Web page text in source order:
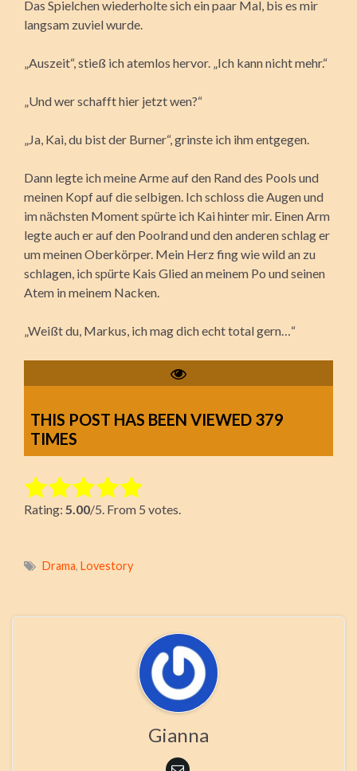
Das Spielchen wiederholte sich ein paar Mal, bis es mir
langsam zuviel wurde.
„Auszeit“, stieß ich atemlos hervor. „Ich kann nicht mehr.“
„Und wer schafft hier jetzt wen?“
„Ja, Kai, du bist der Burner“, grinste ich ihm entgegen.
Dann legte ich meine Arme auf den Rand des Pools und
meinen Kopf auf die selbigen. Ich schloss die Augen und
im nächsten Moment spürte ich Kai hinter mir. Einen Arm
legte auch er auf den Poolrand und den anderen schlag er
um meinen Oberkörper. Mein Herz fing wie wild an zu
schlagen, ich spürte Kais Glied an meinem Po und seinen
Atem in meinem Nacken.
„Weißt du, Markus, ich mag dich echt total gern…“
THIS POST HAS BEEN VIEWED 379
TIMES
Rate this item:
Submit Rating
Rating: 5.00/5. From 5 votes.
Drama, Lovestory
Gianna